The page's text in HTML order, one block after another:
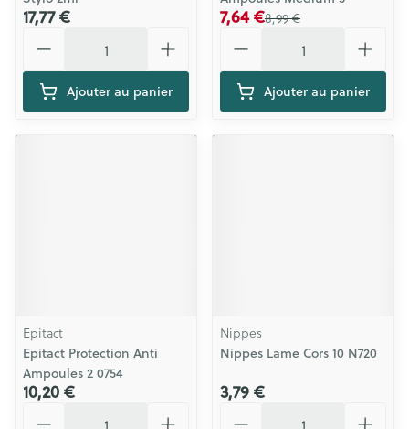
17,77 €
Ajouter au panier
8,99 €
7,64 €
Ajouter au panier
Epitact
Epitact Protection Anti
Ampoules 2 0754
10,20 €
Nippes
Nippes Lame Cors 10 N720
3,79 €